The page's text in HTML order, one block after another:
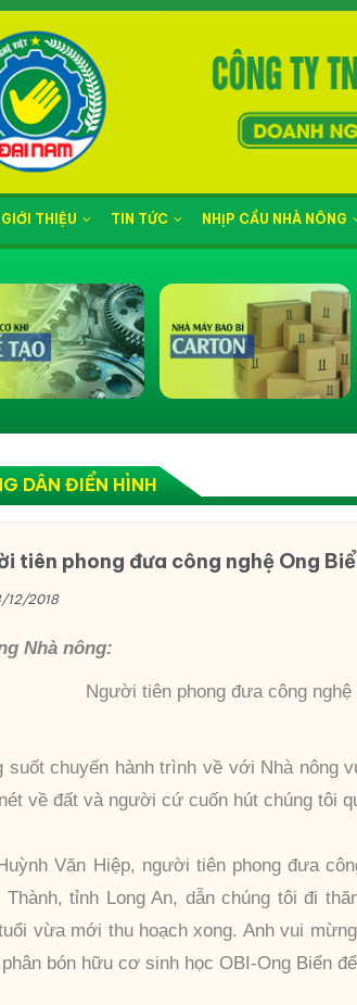
GIỚI THIỆU TIN TỨC NHỊP CẦU NHÀ NÔNG
DÂN ĐIỂN HÌNH
tiên phong đưa công nghệ Ong
12/2018
Nhà nông:
Người tiên phong đưa công
suốt chuyến hành trình về với Nhà nông
về đất và người cứ cuốn hút chúng tôi
Văn Hiệp, người tiên phong đưa
Thành, tỉnh Long An, dẫn chúng tôi đi
vừa mới thu hoạch xong. Anh vui
bón hữu cơ sinh học OBI-Ong Biển